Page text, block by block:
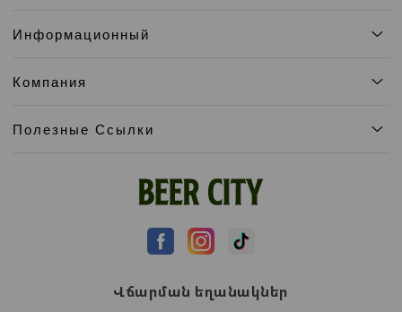
Информационный
Компания
Полезные Ссылки
Վճարման եղանակներ